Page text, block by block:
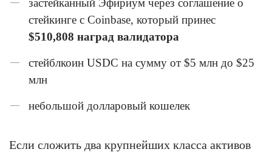
застейканный Эфириум через соглашение о
стейкинге с Coinbase, который принес
$510,808 наград валидатора
стейблкоин USDC на сумму от $5 млн до $25
млн
небольшой долларовый кошелек
Если сложить два крупнейших класса активов